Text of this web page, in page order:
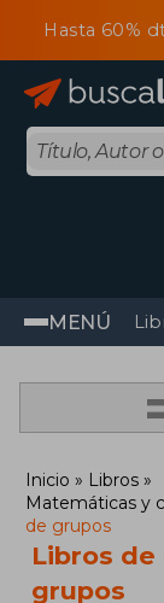
Hasta 60%
MENÚ
Inicio
Libros
Matemáticas y
de grupos
Libros de
grupos